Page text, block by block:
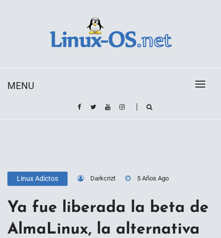
MENU
Linux Adictos Darkcrizt 5 Años Ago
Ya fue liberada la beta de
AlmaLinux, la alternativa